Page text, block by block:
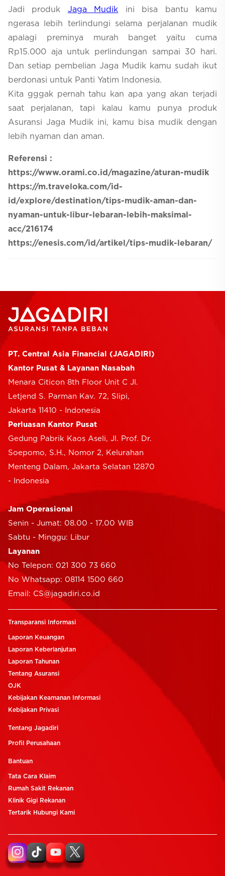
Jadi produk Jaga Mudik ini bisa bantu kamu
ngerasa lebih terlindungi selama perjalanan mudik
apalagi preminya murah banget yaitu cuma
Rp15.000 aja untuk perlindungan sampai 30 hari.
Dan setiap pembelian Jaga Mudik kamu sudah ikut
berdonasi untuk Panti Yatim Indonesia.
Kita gggak pernah tahu kan apa yang akan terjadi
saat perjalanan, tapi kalau kamu punya produk
Asuransi Jaga Mudik ini, kamu bisa mudik dengan
lebih nyaman dan aman.
Referensi :
https://www.orami.co.id/magazine/aturan-mudik
https://m.traveloka.com/id-
id/explore/destination/tips-mudik-aman-dan-
nyaman-untuk-libur-lebaran-lebih-maksimal-
acc/216174
https://enesis.com/id/artikel/tips-mudik-lebaran/
PT. Central Asia Financial (JAGADIRI)
Kantor Pusat & Layanan Nasabah
Menara Citicon 8th Floor Unit C Jl.
Letjend S. Parman Kav. 72, Slipi,
Jakarta 11410 - Indonesia
Perluasan Kantor Pusat
Gedung Pabrik Kaos Aseli, Jl. Prof. Dr.
Soepomo, S.H., Nomor 2, Kelurahan
Menteng Dalam, Jakarta Selatan 12870
- Indonesia
Jam Operasional
Senin - Jumat: 08.00 - 17.00 WIB
Sabtu - Minggu: Libur
Layanan
No Telepon: 021 300 73 660
No Whatsapp: 08114 1500 660
Email: CS@jagadiri.co.id
Transparansi Informasi
Laporan Keuangan
Laporan Keberlanjutan
Laporan Tahunan
Tentang Asuransi
OJK
Kebijakan Keamanan Informasi
Kebijakan Privasi
Tentang Jagadiri
Profil Perusahaan
Bantuan
Tata Cara Klaim
Rumah Sakit Rekanan
Klinik Gigi Rekanan
Tertarik Hubungi Kami